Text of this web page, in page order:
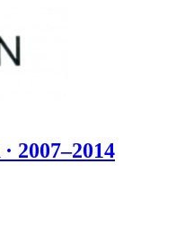
2007–2014